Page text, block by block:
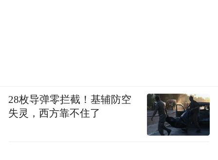
28枚导弹零拦截！基辅防空
失灵，西方靠不住了